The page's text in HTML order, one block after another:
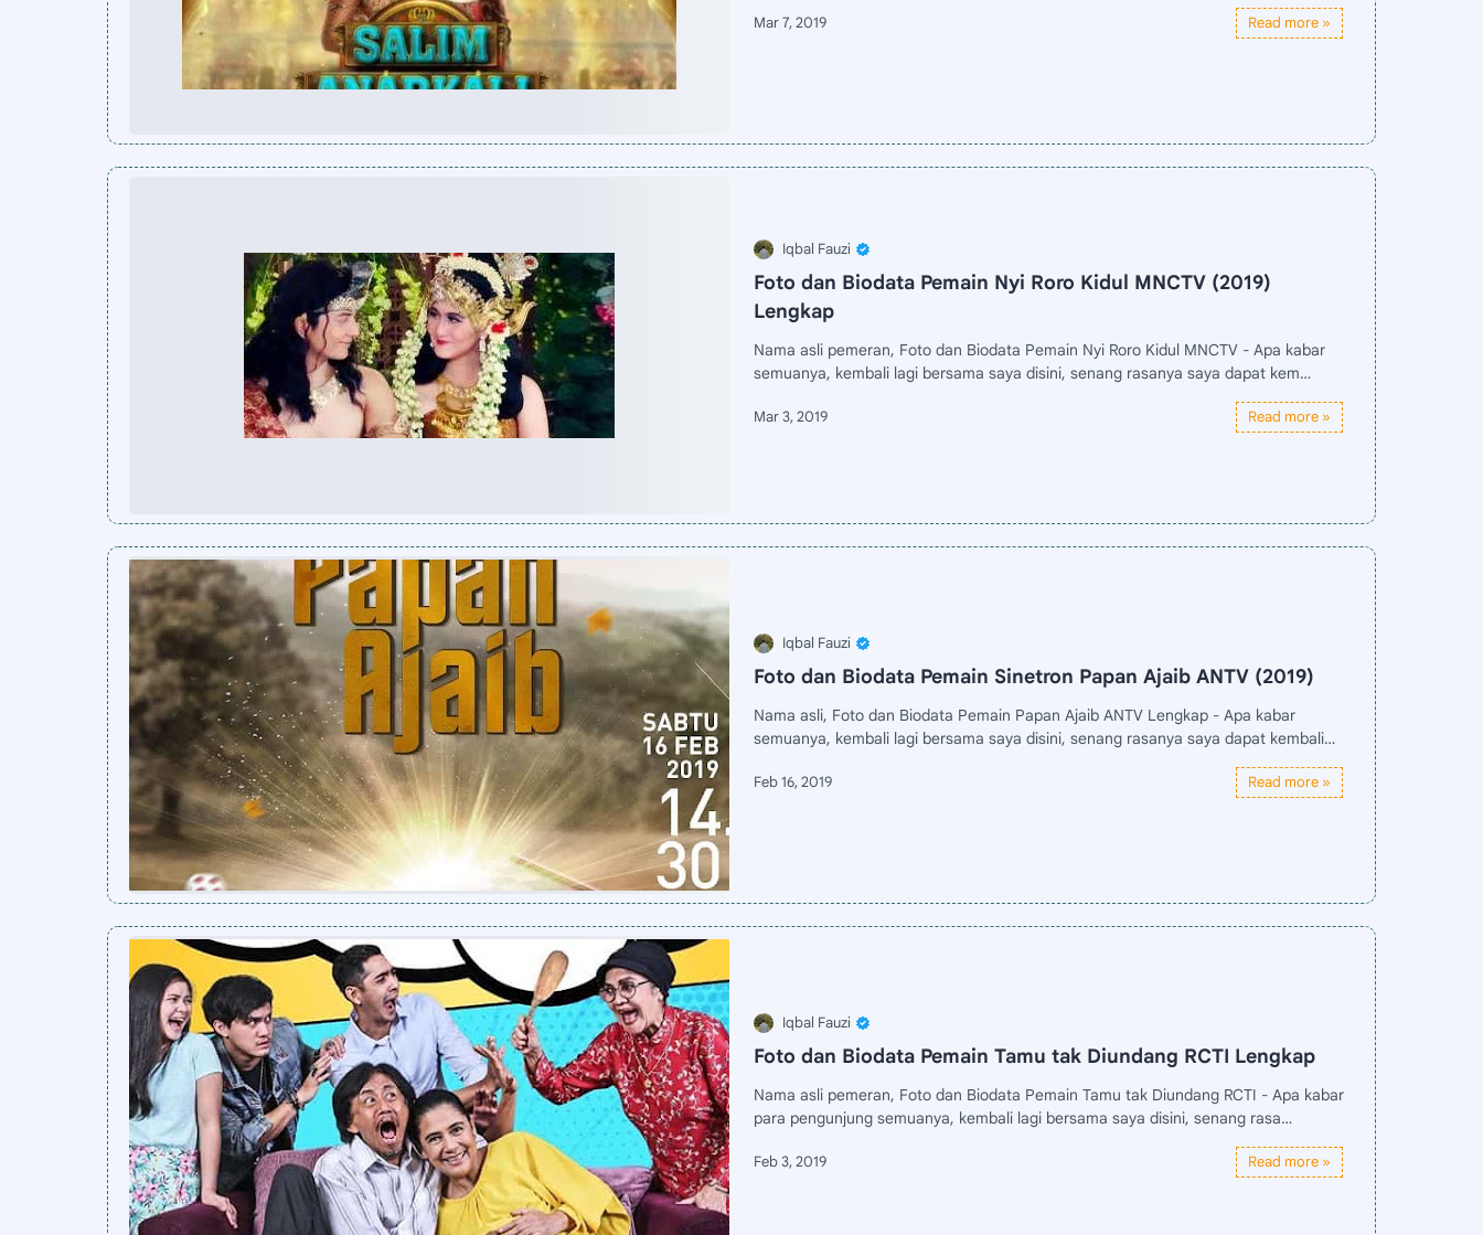
Foto dan Biodata Pemain Nyi Roro Kidul MNCTV (2019)
Lengkap
Nama asli pemeran, Foto dan Biodata Pemain Nyi Roro Kidul MNCTV - Apa kabar
semuanya, kembali lagi bersama saya disini, senang rasanya saya dapat kem…
Foto dan Biodata Pemain Sinetron Papan Ajaib ANTV (2019)
Nama asli, Foto dan Biodata Pemain Papan Ajaib ANTV Lengkap - Apa kabar
semuanya, kembali lagi bersama saya disini, senang rasanya saya dapat kembali…
Foto dan Biodata Pemain Tamu tak Diundang RCTI Lengkap
Nama asli pemeran, Foto dan Biodata Pemain Tamu tak Diundang RCTI - Apa kabar
para pengunjung semuanya, kembali lagi bersama saya disini, senang rasa…